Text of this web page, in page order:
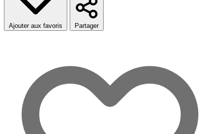
Ajouter aux favoris Partager